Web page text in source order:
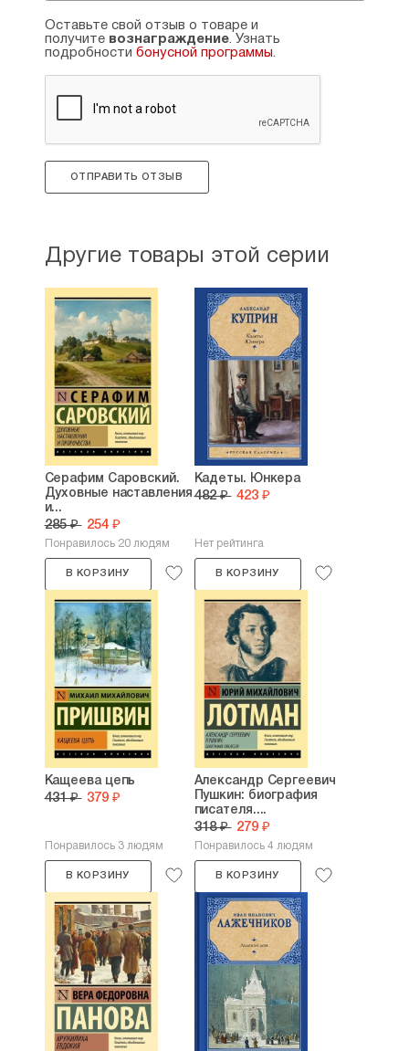
Оставьте свой отзыв о товаре и
получите вознаграждение. Узнать
подробности бонусной программы.
ОТПРАВИТЬ ОТЗЫВ
Другие товары этой серии
Серафим Саровский.
Духовные наставления
и...
285 ₽ 254 ₽
Понравилось 20 людям
В КОРЗИНУ
Кадеты. Юнкера
482 ₽ 423 ₽
Нет рейтинга
В КОРЗИНУ
Кащеева цепь
431 ₽ 379 ₽
Понравилось 3 людям
В КОРЗИНУ
Александр Сергеевич
Пушкин: биография
писателя....
318 ₽ 279 ₽
Понравилось 4 людям
В КОРЗИНУ